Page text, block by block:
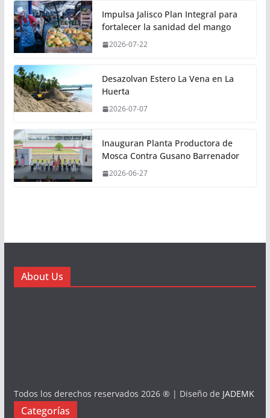
Impulsa Jalisco Plan Integral para
fortalecer la sanidad del mango
2026-07-22
Desazolvan Estero La Vena en La
Huerta
2026-07-07
Inauguran Planta Productora de
Mosca Contra Gusano Barrenador
2026-06-27
About Us
Todos los derechos reservados 2026 ® | Diseño de JADEMK
Categorías